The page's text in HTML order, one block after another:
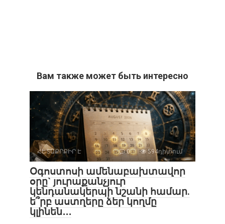
Вам также может быть интересно
ՀԵՏԱՔՐՔԻՐ Է 0 594դիտում
Օգոստոսի ամենաբախտավոր
օրը` յուրաքանչյուր
կենդանակերպի նշանի համար.
ե՞րբ աստղերը ձեր կողմը
կլինեն․․․